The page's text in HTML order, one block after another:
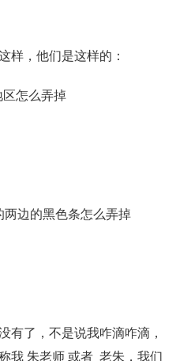
样，他们是这样的：
怎么弄掉
边的黑色条怎么弄掉
有了，不是说我咋滴咋滴，
我 朱老师 或者 老朱，我们